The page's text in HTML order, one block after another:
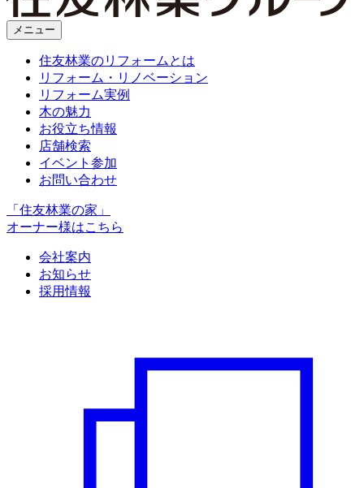
メニュー
住友林業のリフォームとは
リフォーム・リノベーション
リフォーム実例
木の魅力
お役立ち情報
店舗検索
イベント参加
お問い合わせ
「住友林業の家」
オーナー様はこちら
会社案内
お知らせ
採用情報